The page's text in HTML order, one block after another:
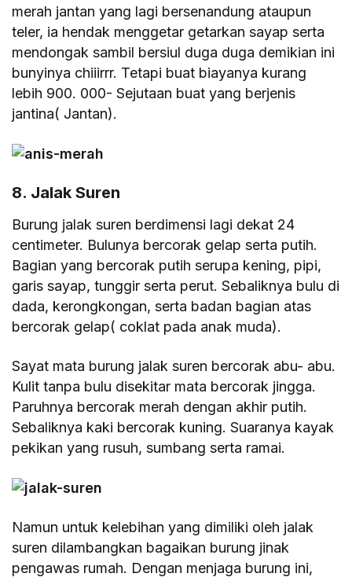
merah jantan yang lagi bersenandung ataupun
teler, ia hendak menggetar getarkan sayap serta
mendongak sambil bersiul duga duga demikian ini
bunyinya chiiirrr. Tetapi buat biayanya kurang
lebih 900. 000- Sejutaan buat yang berjenis
jantina( Jantan).
8. Jalak Suren
Burung jalak suren berdimensi lagi dekat 24
centimeter. Bulunya bercorak gelap serta putih.
Bagian yang bercorak putih serupa kening, pipi,
garis sayap, tunggir serta perut. Sebaliknya bulu di
dada, kerongkongan, serta badan bagian atas
bercorak gelap( coklat pada anak muda).
Sayat mata burung jalak suren bercorak abu- abu.
Kulit tanpa bulu disekitar mata bercorak jingga.
Paruhnya bercorak merah dengan akhir putih.
Sebaliknya kaki bercorak kuning. Suaranya kayak
pekikan yang rusuh, sumbang serta ramai.
Namun untuk kelebihan yang dimiliki oleh jalak
suren dilambangkan bagaikan burung jinak
pengawas rumah. Dengan menjaga burung ini,